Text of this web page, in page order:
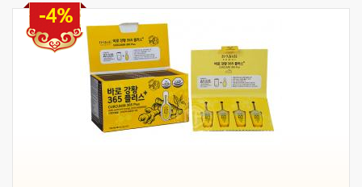
-4%